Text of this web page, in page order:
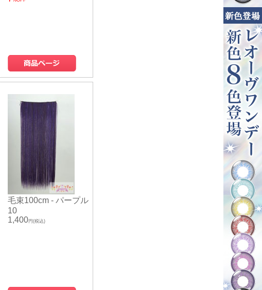
毛束100cm - パープル
10
1,400円(税込)